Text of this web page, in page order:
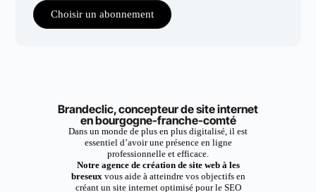
Choisir un abonnement
Brandeclic, concepteur de site internet
en bourgogne-franche-comté
Dans un monde de plus en plus digitalisé, il est
essentiel d’avoir une présence en ligne
professionnelle et efficace.
Notre agence de création de site web à les
breseuxvous aide à atteindre vos objectifs en
créant un site internet optimisé pour le SEO